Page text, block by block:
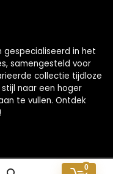
0
gespecialiseerd in het
samengesteld voor
collectie tijdloze
naar een hoger
te vullen. Ontdek